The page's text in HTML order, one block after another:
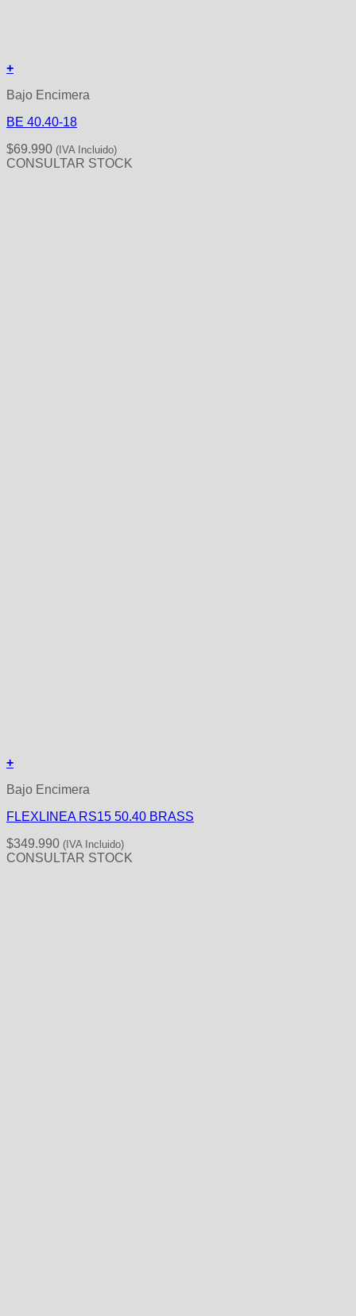
+
Bajo Encimera
BE 40.40-18
$69.990 (IVA Incluido)
CONSULTAR STOCK
+
Bajo Encimera
FLEXLINEA RS15 50.40 BRASS
$349.990 (IVA Incluido)
CONSULTAR STOCK